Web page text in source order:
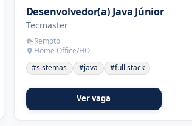
Desenvolvedor(a) Java Júnior
Tecmaster
Remoto
Home Office/HO
#sistemas
#java #full stack
Ver vaga